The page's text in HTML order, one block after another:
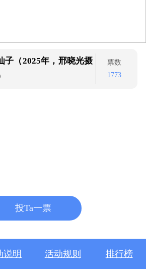
子（2025年，邢晓光摄
票数
1773
投Ta一票
说明 活动规则 排行榜